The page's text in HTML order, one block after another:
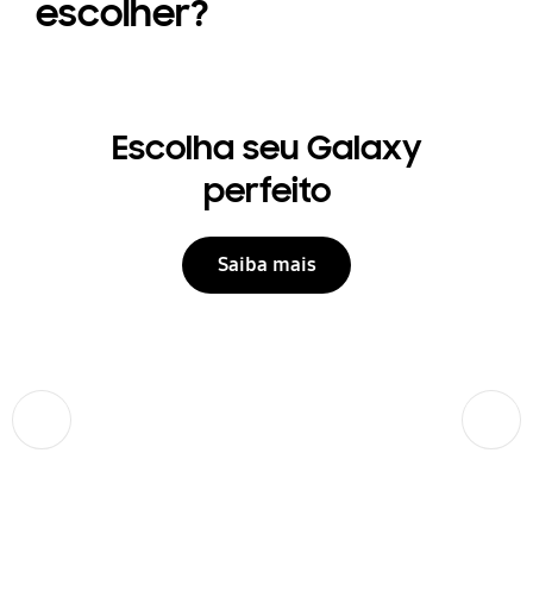
escolher?
Escolha seu Galaxy
perfeito
Saiba mais